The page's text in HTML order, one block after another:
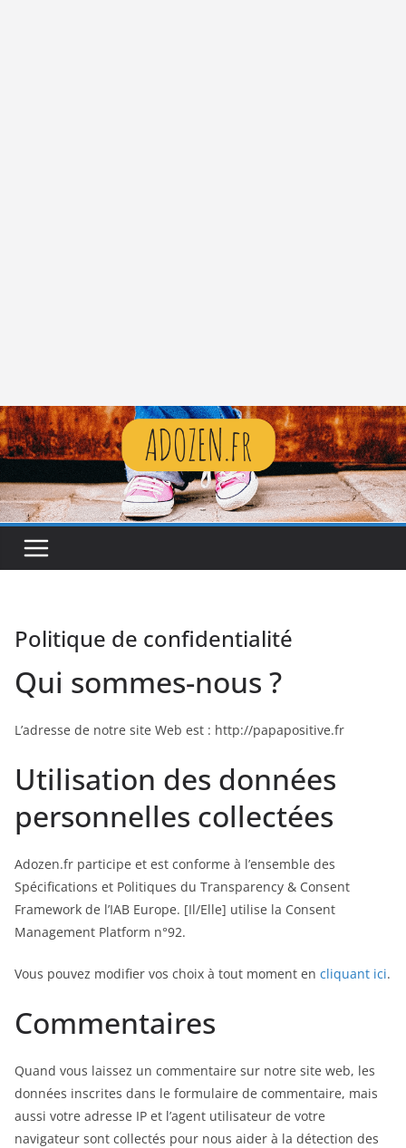
Passer
au
Politique de confidentialité
Qui sommes-nous ?
L’adresse de notre site Web est : http://papapositive.fr
Utilisation des données
personnelles collectées
Adozen.fr participe et est conforme à l’ensemble des
Spécifications et Politiques du Transparency & Consent
Framework de l’IAB Europe. [Il/Elle] utilise la Consent
Management Platform n°92.
Vous pouvez modifier vos choix à tout moment en cliquant ici.
Commentaires
Quand vous laissez un commentaire sur notre site web, les
données inscrites dans le formulaire de commentaire, mais
aussi votre adresse IP et l’agent utilisateur de votre
navigateur sont collectés pour nous aider à la détection des